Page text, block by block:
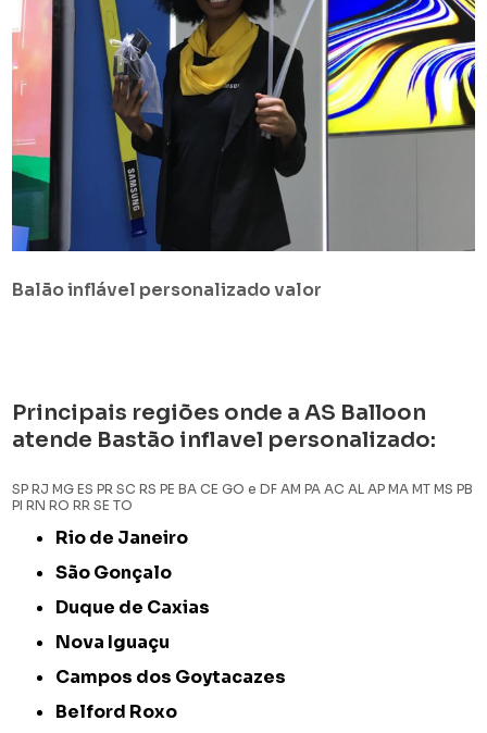
Balão inflável personalizado valor
Principais regiões onde a AS Balloon
atende Bastão inflavel personalizado:
SP RJ MG ES PR SC RS PE BA CE GO e DF AM PA AC AL AP MA MT MS PB
PI RN RO RR SE TO
Rio de Janeiro
São Gonçalo
Duque de Caxias
Nova Iguaçu
Campos dos Goytacazes
Belford Roxo